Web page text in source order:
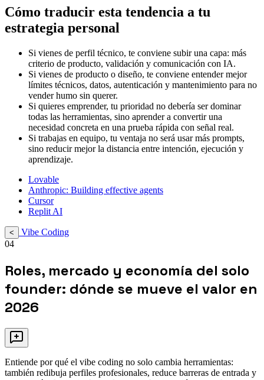
Cómo traducir esta tendencia a tu
estrategia personal
Si vienes de perfil técnico, te conviene subir una capa: más
criterio de producto, validación y comunicación con IA.
Si vienes de producto o diseño, te conviene entender mejor
límites técnicos, datos, autenticación y mantenimiento para no
vender humo sin querer.
Si quieres emprender, tu prioridad no debería ser dominar
todas las herramientas, sino aprender a convertir una
necesidad concreta en una prueba rápida con señal real.
Si trabajas en equipo, tu ventaja no será usar más prompts,
sino reducir mejor la distancia entre intención, ejecución y
aprendizaje.
Lovable
Anthropic: Building effective agents
Cursor
Replit AI
<
Vibe Coding
04
Roles, mercado y economía del solo
founder: dónde se mueve el valor en
2026
Entiende por qué el vibe coding no solo cambia herramientas:
también redibuja perfiles profesionales, reduce barreras de entrada y